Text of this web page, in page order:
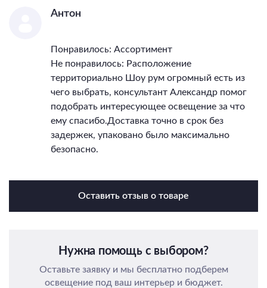
Антон
Понравилось: Ассортимент
Не понравилось: Расположение
территориально Шоу рум огромный есть из
чего выбрать, консультант Александр помог
подобрать интересующее освещение за что
ему спасибо.Доставка точно в срок без
задержек, упаковано было максимально
безопасно.
Оставить отзыв о товаре
Нужна помощь с выбором?
Оставьте заявку и мы бесплатно подберем
освещение под ваш интерьер и бюджет.